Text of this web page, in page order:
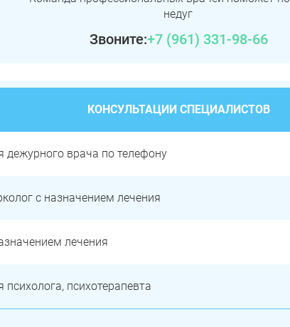
недуг
Звоните:+7 (961) 331-98-66
КОНСУЛЬТАЦИИ СПЕЦИАЛИСТОВ
дежурного врача по телефону
с назначением лечения
лечения
психолога, психотерапевта